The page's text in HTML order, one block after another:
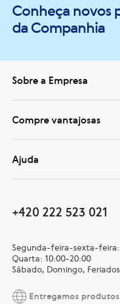
Conheça novos
da Companhia
Sobre a Empresa
Compre vantajosas
Ajuda
+420 222 523 021
Segunda-feira-sexta-feira:
Quarta: 10:00-20:00
Sábado, Domingo,
Entregamos